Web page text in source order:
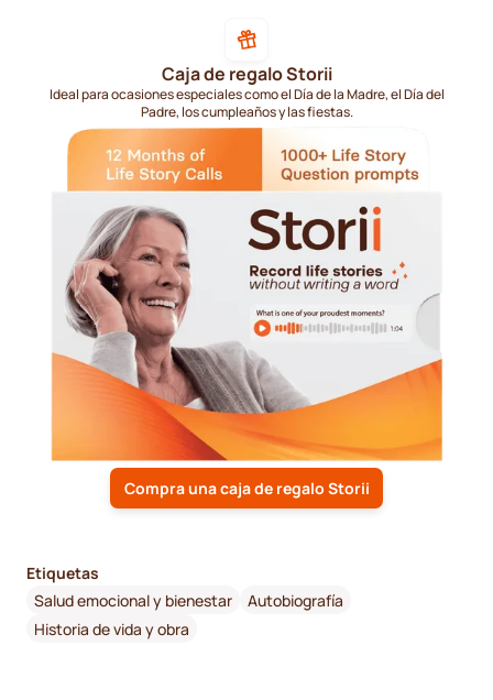
Caja de regalo Storii
Ideal para ocasiones especiales como el Día de la Madre, el Día del
Padre, los cumpleaños y las fiestas.
Compra una caja de regalo Storii
Etiquetas
Salud emocional y bienestar
Autobiografía
Historia de vida y obra